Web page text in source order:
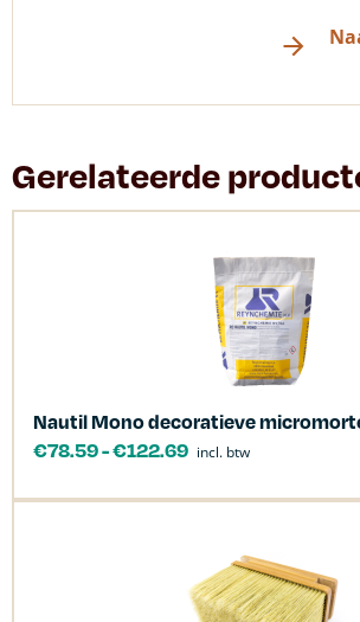
Gerelateerde
Nautil Mono decoratieve
€78.59-€122.69 incl. btw